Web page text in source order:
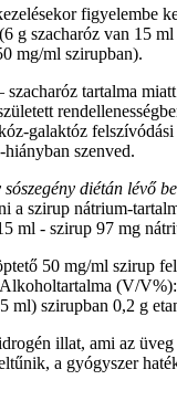
figyelembe
g szacharóz van 15
mg/ml szirupban).
tartalma miatt
galaktóz
szenved.
sószegény diétán lévő
a szirup nátrium-
ml - szirup 97 mg
50 mg/ml szirup
(V/
ml) szirupban 0,2 g
illat, ami az üveg
a gyógyszer